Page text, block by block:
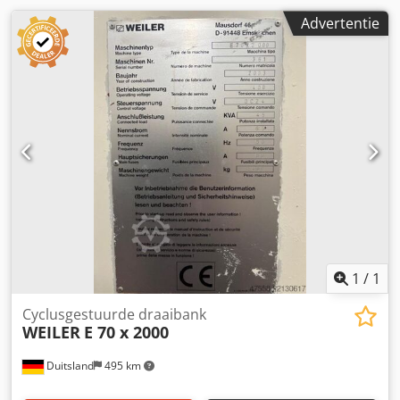
Advertentie
1 / 1
Duitsland 495 km
Cyclusgestuurde draaibank
WEILER E 70 x 2000